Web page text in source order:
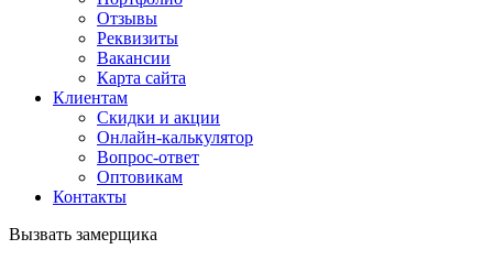
Отзывы
Реквизиты
Вакансии
Карта сайта
Клиентам
Скидки и акции
Онлайн-калькулятор
Вопрос-ответ
Оптовикам
Контакты
Вызвать замерщика